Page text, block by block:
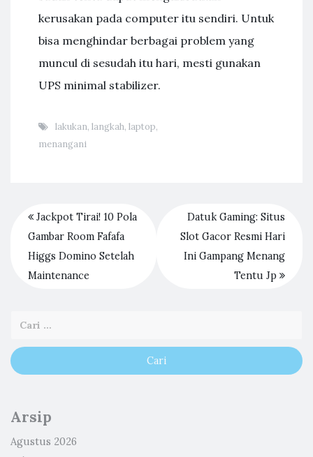
kerusakan pada computer itu sendiri. Untuk
bisa menghindar berbagai problem yang
muncul di sesudah itu hari, mesti gunakan
UPS minimal stabilizer.
lakukan, langkah, laptop,
menangani
Jackpot Tirai! 10 Pola
Gambar Room Fafafa
Higgs Domino Setelah
Maintenance
Datuk Gaming: Situs
Slot Gacor Resmi Hari
Ini Gampang Menang
Tentu Jp
Arsip
Agustus 2026